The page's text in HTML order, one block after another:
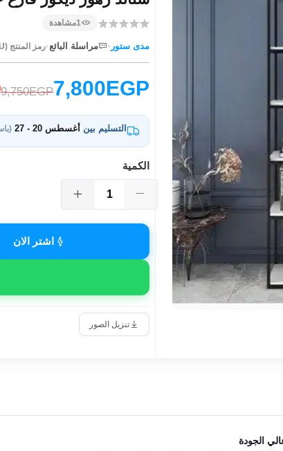
1مشاهدة
مدى ستور · مراسلة البائع·رمز المنتج (SKU):
7,800EGP
9,750EGP
التسليم بين أغسطس 20 - 27
الكمية
اشتر الان
تنزيل الصور
الجودة